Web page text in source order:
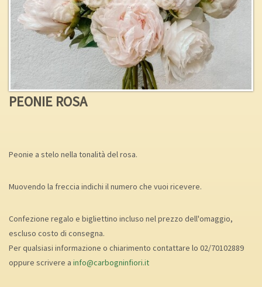
PEONIE ROSA
Peonie a stelo nella tonalità del rosa.
Muovendo la freccia indichi il numero che vuoi ricevere.
Confezione regalo e bigliettino incluso nel prezzo dell'omaggio,
escluso costo di consegna.
Per qualsiasi informazione o chiarimento contattare lo 02/70102889
oppure scrivere a info@carbogninfiori.it